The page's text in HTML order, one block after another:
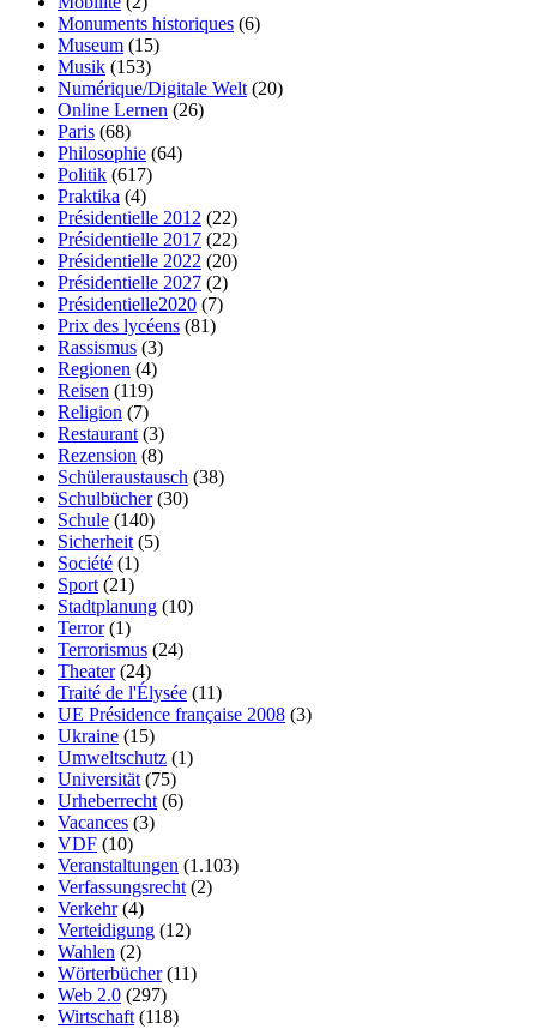
Monuments historiques (6)
Museum (15)
Musik (153)
Numérique/Digitale Welt (20)
Online Lernen (26)
Paris (68)
Philosophie (64)
Politik (617)
Praktika (4)
Présidentielle 2012 (22)
Présidentielle 2017 (22)
Présidentielle 2022 (20)
Présidentielle 2027 (2)
Présidentielle2020 (7)
Prix des lycéens (81)
Rassismus (3)
Regionen (4)
Reisen (119)
Religion (7)
Restaurant (3)
Rezension (8)
Schüleraustausch (38)
Schulbücher(30)
Schule (140)
Sicherheit (5)
Société (1)
Sport (21)
Stadtplanung (10)
Terror(1)
Terrorismus (24)
Theater(24)
Traité de l'Élysée (11)
UE Présidence française 2008 (3)
Ukraine (15)
Umweltschutz (1)
Universität (75)
Urheberrecht (6)
Vacances (3)
VDF (10)
Veranstaltungen (1.103)
Verfassungsrecht (2)
Verkehr(4)
Verteidigung (12)
Wahlen (2)
Wörterbücher(11)
Web 2.0 (297)
Wirtschaft (118)